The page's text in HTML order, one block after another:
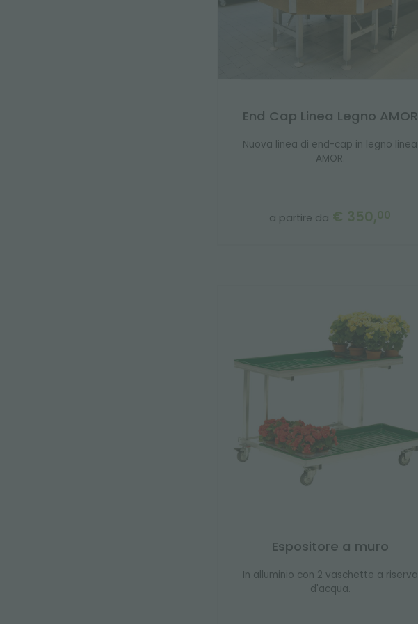
End Cap Linea Legno AMOR
Nuova linea di end-cap in legno linea
AMOR.
a partire da € 350,00
Espositore a muro
In alluminio con 2 vaschette a riserva
d'acqua.